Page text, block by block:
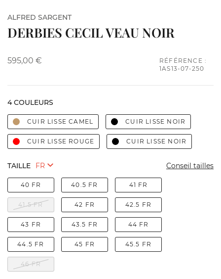
ALFRED SARGENT
DERBIES CECIL VEAU NOIR
595,00 €
RÉFÉRENCE :
1AS13-07-250
4 COULEURS
CUIR LISSE CAMEL CUIR LISSE NOIR
CUIR LISSE ROUGE CUIR LISSE NOIR
TAILLE Conseil tailles
40 FR 40.5 FR 41 FR
41.5 FR 42 FR 42.5 FR
43 FR 43.5 FR 44 FR
44.5 FR 45 FR 45.5 FR
46 FR